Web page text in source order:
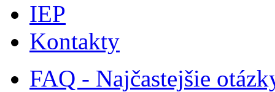
IEP
Kontakty
FAQ - Najčastejšie